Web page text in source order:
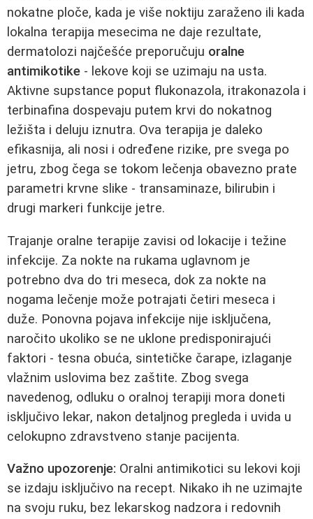
nokatne ploče, kada je više noktiju zaraženo ili kada
lokalna terapija mesecima ne daje rezultate,
dermatolozi najčešće preporučuju oralne
antimikotike - lekove koji se uzimaju na usta.
Aktivne supstance poput flukonazola, itrakonazola i
terbinafina dospevaju putem krvi do nokatnog
ležišta i deluju iznutra. Ova terapija je daleko
efikasnija, ali nosi i određene rizike, pre svega po
jetru, zbog čega se tokom lečenja obavezno prate
parametri krvne slike - transaminaze, bilirubin i
drugi markeri funkcije jetre.
Trajanje oralne terapije zavisi od lokacije i težine
infekcije. Za nokte na rukama uglavnom je
potrebno dva do tri meseca, dok za nokte na
nogama lečenje može potrajati četiri meseca i
duže. Ponovna pojava infekcije nije isključena,
naročito ukoliko se ne uklone predisponirajući
faktori - tesna obuća, sintetičke čarape, izlaganje
vlažnim uslovima bez zaštite. Zbog svega
navedenog, odluku o oralnoj terapiji mora doneti
isključivo lekar, nakon detaljnog pregleda i uvida u
celokupno zdravstveno stanje pacijenta.
Važno upozorenje: Oralni antimikotici su lekovi koji
se izdaju isključivo na recept. Nikako ih ne uzimajte
na svoju ruku, bez lekarskog nadzora i redovnih